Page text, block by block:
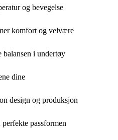
og bevegelse
komfort og velvære
balansen i undertøy
dine
design og produksjon
passformen